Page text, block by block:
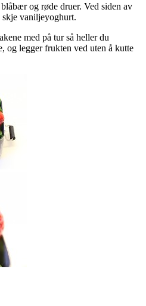
og røde druer. Ved siden av
vaniljeyoghurt.
med på tur så heller du
og legger frukten ved uten å kutte